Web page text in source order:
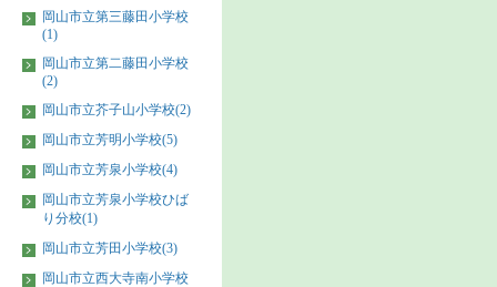
岡山市立第三藤田小学校
(1)
岡山市立第二藤田小学校
(2)
岡山市立芥子山小学校(2)
岡山市立芳明小学校(5)
岡山市立芳泉小学校(4)
岡山市立芳泉小学校ひば
り分校(1)
岡山市立芳田小学校(3)
岡山市立西大寺南小学校